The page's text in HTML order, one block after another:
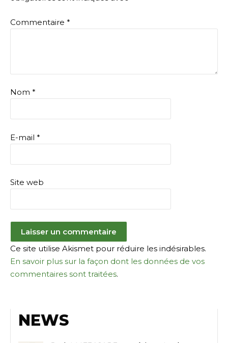
Commentaire *
Nom *
E-mail *
Site web
Ce site utilise Akismet pour réduire les indésirables.
En savoir plus sur la façon dont les données de vos
commentaires sont traitées.
NEWS